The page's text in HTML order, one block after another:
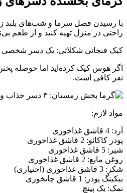
با رسیدن فصل سرما و شب‌های بلند
راحتی در منزل تهیه کنید و از طعم
کیک فنجانی شکلاتی: یک دسر شخصی
اگر هوس کیک کرده‌اید اما حوصله
نفر کافی است.
مواد لازم:
آرد: 4 قاشق غذاخوری
پودر کاکائو: 2 قاشق غذاخوری
شیر: 5 قاشق غذاخوری
روغن مایع: 2 قاشق غذاخوری
شکر: 3 قاشق غذاخوری (اختیاری)
بیکینگ پودر: 1 قاشق چایخوری
نمک: یک پینچ